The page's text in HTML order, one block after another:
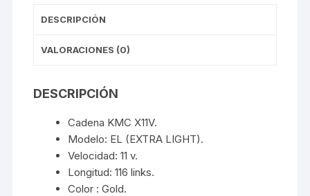
DESCRIPCIÓN
VALORACIONES (0)
DESCRIPCIÓN
Cadena KMC X11V.
Modelo: EL (EXTRA LIGHT).
Velocidad: 11 v.
Longitud: 116 links.
Color : Gold.